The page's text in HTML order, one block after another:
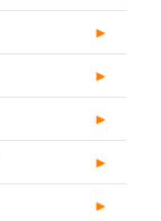
►
►
►
►
►